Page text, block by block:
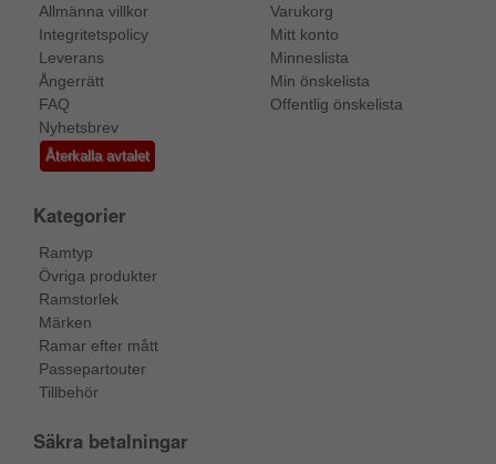
Allmänna villkor
Integritetspolicy
Leverans
Ångerrätt
FAQ
Nyhetsbrev
Återkalla avtalet
Varukorg
Mitt konto
Minneslista
Min önskelista
Offentlig önskelista
Kategorier
Ramtyp
Övriga produkter
Ramstorlek
Märken
Ramar efter mått
Passepartouter
Tillbehör
Säkra betalningar